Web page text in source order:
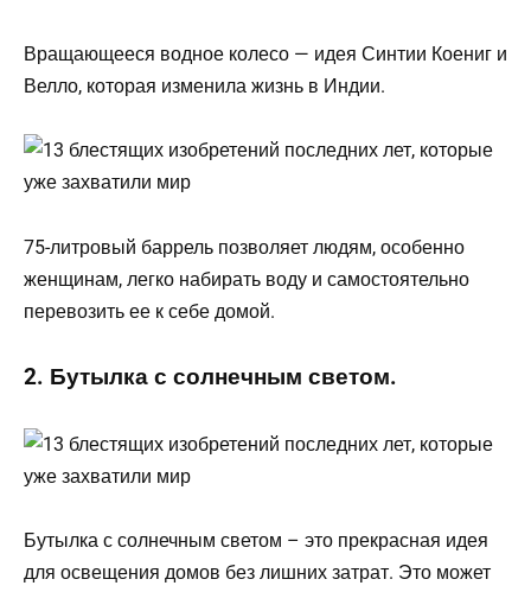
Вращающееся водное колесо — идея Синтии Коениг и
Велло, которая изменила жизнь в Индии.
75-литровый баррель позволяет людям, особенно
женщинам, легко набирать воду и самостоятельно
перевозить ее к себе домой.
2. Бутылка с солнечным светом.
Бутылка с солнечным светом – это прекрасная идея
для освещения домов без лишних затрат. Это может